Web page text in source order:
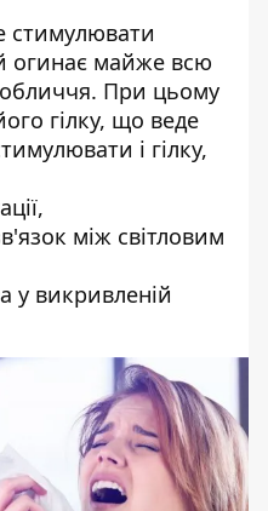
стимулювати
огинає майже всю
При цьому
гілку, що веде
і гілку,
між світловим
у викривленій